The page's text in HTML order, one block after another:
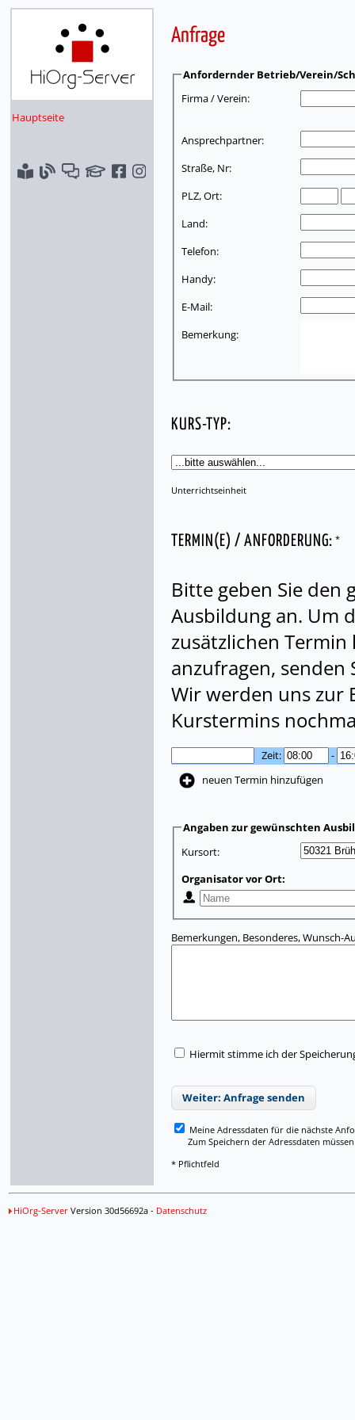
Hauptseite
Anfrage
Anfordernder Betrieb/Verein/
Firma / Verein:
Ansprechpartner:
Straße, Nr:
PLZ, Ort:
Land:
Telefon:
Handy:
E-Mail:
Bemerkung:
KURS-TYP:
Unterrichtseinheit
TERMIN(E) / ANFORDERUNG: *
Bitte geben Sie den
Ausbildung an. Um
zusätzlichen
anzufragen, senden
Wir werden uns zur
Kurstermins
Zeit:
-
neuen Termin hinzufügen
Angaben zur gewünschten
Kursort:
Organisator vor Ort:
Bemerkungen, Besonderes, Wunsch-
Hiermit stimme ich der
Weiter: Anfrage senden
Meine Adressdaten für die nächste
Zum Speichern der Adressdaten müssen
* Pflichtfeld
HiOrg-ServerVersion 30d56692a - Datenschutz